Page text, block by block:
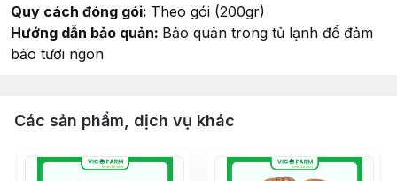
Quy cách đóng gói: Theo gói (200gr)
Hướng dẫn bảo quản: Bảo quản trong tủ lạnh để đảm
bảo tươi ngon
Các sản phẩm, dịch vụ khác